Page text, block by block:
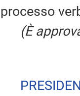
processo
(È